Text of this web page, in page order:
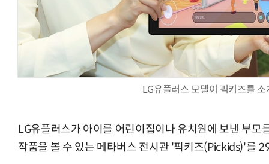
LG유플러스 모델이 픽키즈를
LG유플러스가 아이를 어린이집이나 유치원에 보낸 부모
작품을 볼 수 있는 메타버스 전시관 '픽키즈(Pickids)'를
AI × Design : UX 디자이너의 5가지 생존 전략과 실전 대응